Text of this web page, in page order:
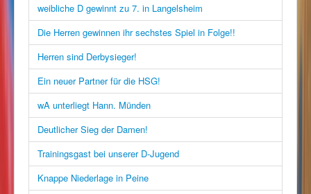
weibliche D gewinnt zu 7. in Langelsheim
Die Herren gewinnen ihr sechstes Spiel in Folge!!
Herren sind Derbysieger!
Ein neuer Partner für die HSG!
wA unterliegt Hann. Münden
Deutlicher Sieg der Damen!
Trainingsgast bei unserer D-Jugend
Knappe Niederlage in Peine